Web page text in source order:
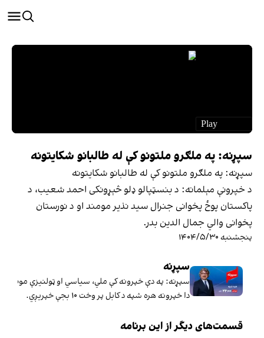
سپړنه: په ملګرو ملتونو کې له طالبانو شکایتونه
سپړنه: په ملګرو ملتونو کې له طالبانو شکایتونه
د خپرونې مېلمانه: د بنسټپالو ډلو څېړونکی احمد شعیب، د
پاکستان پوځ پخوانی جنرال سید نذیر مومند او د نورستان
پخوانی والي جمال الدین بدر.
پنجشنبه ۱۴۰۴/۵/۳۰
سپړنه
سپړنه: په دې خپرونه کې ملي، سیاسي او ټولنیزې موضوع
دا خپرونه هره شپه د کابل پر وخت ۱۰ بجې خپریږي.
قسمت‌های دیگر از این برنامه